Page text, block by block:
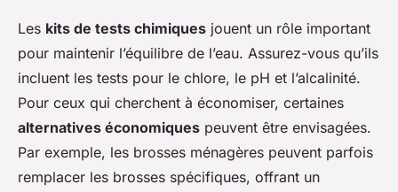
Les kits de tests chimiques jouent un rôle important
pour maintenir l’équilibre de l’eau. Assurez-vous qu’ils
incluent les tests pour le chlore, le pH et l’alcalinité.
Pour ceux qui cherchent à économiser, certaines
alternatives économiques peuvent être envisagées.
Par exemple, les brosses ménagères peuvent parfois
remplacer les brosses spécifiques, offrant un